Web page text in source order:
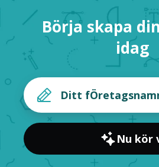
Börja skapa
idag
Nu kör